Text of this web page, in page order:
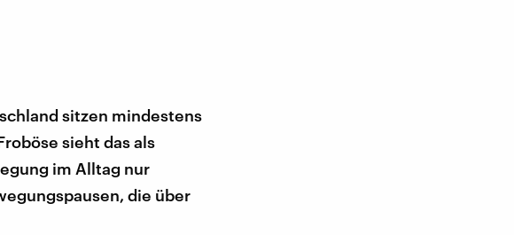
sitzen mindestens
sieht das als
im Alltag nur
die über